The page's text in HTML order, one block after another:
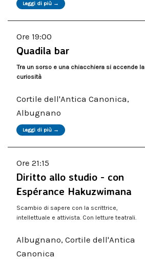
Leggi di più →
Ore 19:00
Quadila bar
Tra un sorso e una chiacchiera si accende la
curiosità
Cortile dell'Antica Canonica,
Albugnano
Leggi di più →
Ore 21:15
Diritto allo studio - con
Espérance Hakuzwimana
Scambio di sapere con la scrittrice,
intellettuale e attivista. Con letture teatrali.
Albugnano, Cortile dell'Antica
Canonica